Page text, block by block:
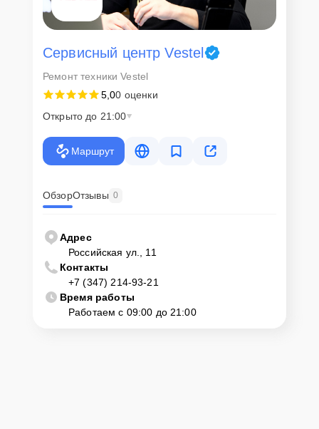
Сервисный центр Vestel
Ремонт техники Vestel
5,00 оценки
Открыто до 21:00
Маршрут
ОбзорОтзывы 0
Адрес
Российская ул., 11
Контакты
+7 (347) 214-93-21
Время работы
Работаем с 09:00 до 21:00